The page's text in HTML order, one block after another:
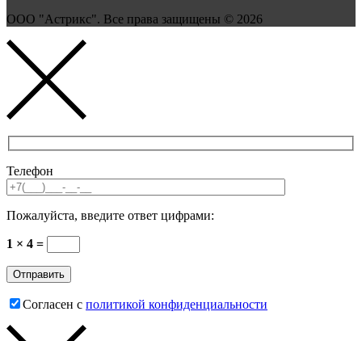
ООО "Астрикс". Все права защищены © 2026
Телефон
Пожалуйста, введите ответ цифрами:
1 × 4 =
Согласен с политикой конфиденциальности